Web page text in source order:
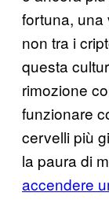
fortuna, una
non tra i
questa
rimozione
funzionare
cervelli più
la paura di
accendere